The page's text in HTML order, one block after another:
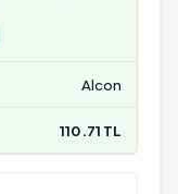
Alcon
110.71 TL